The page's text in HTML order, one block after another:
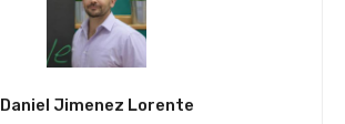
Daniel Jimenez Lorente